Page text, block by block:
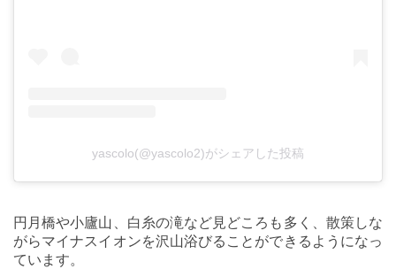
yascolo(@yascolo2)がシェアした投稿
円月橋や小廬山、白糸の滝など見どころも多く、散策しな
がらマイナスイオンを沢山浴びることができるようになっ
ています。